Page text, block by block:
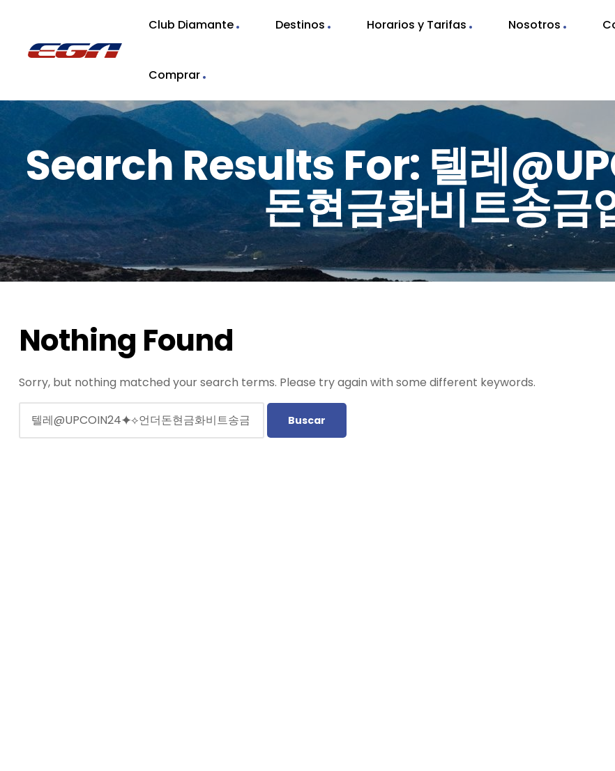
Club Diamante Destinos Horarios y Tarifas Nosotros
Comprar
Search Results For: 텔레
돈현금화비트송금
Nothing Found
Sorry, but nothing matched your search terms. Please try again with some different keywords.